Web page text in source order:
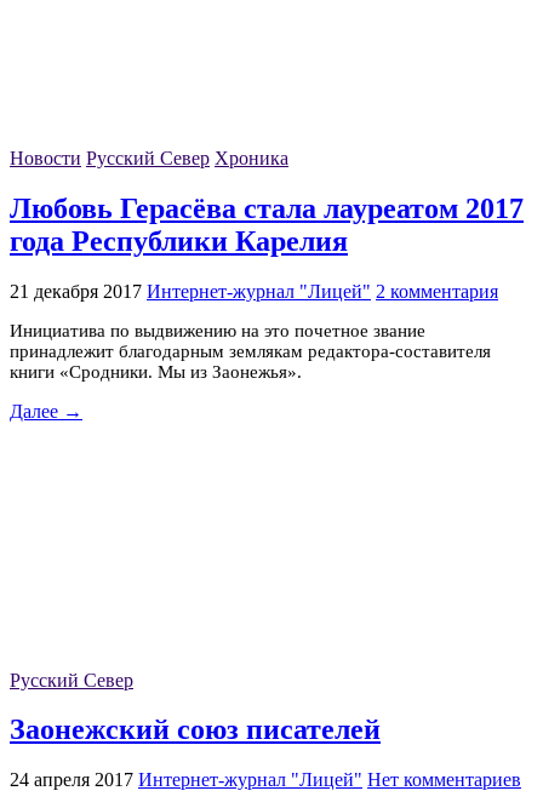
Новости Русский Север Хроника
Любовь Герасёва стала лауреатом 2017
года Республики Карелия
21 декабря 2017 Интернет-журнал "Лицей" 2 комментария
Инициатива по выдвижению на это почетное звание
принадлежит благодарным землякам редактора-составителя
книги «Сродники. Мы из Заонежья».
Далее →
Русский Север
Заонежский союз писателей
24 апреля 2017 Интернет-журнал "Лицей" Нет комментариев